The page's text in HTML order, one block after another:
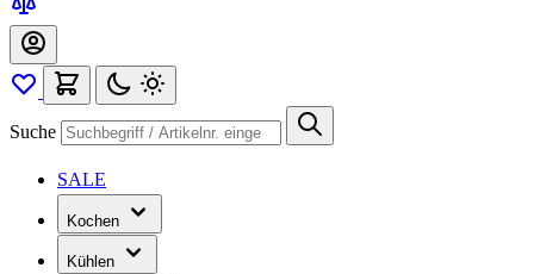
Suche
SALE
Kochen
Kühlen